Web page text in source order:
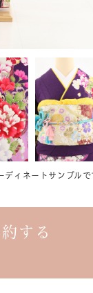
ディネートサンプルで
する